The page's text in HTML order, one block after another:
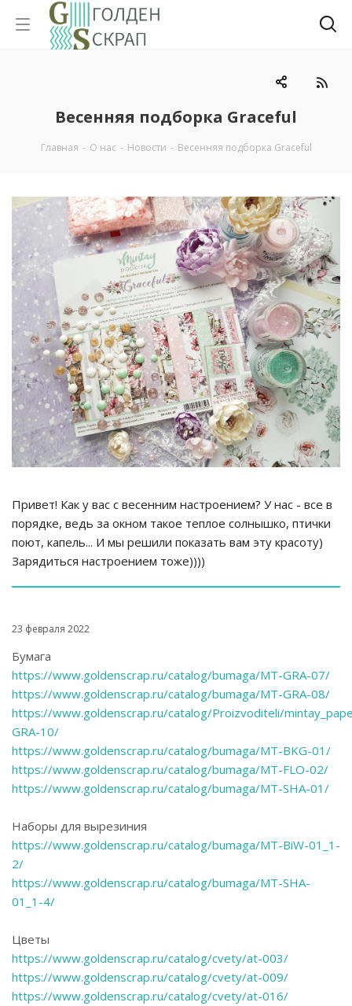
Весенняя подборка Graceful
Главная - О нас - Новости - Весенняя подборка Graceful
Привет! Как у вас с весенним настроением? У нас - все в
порядке, ведь за окном такое теплое солнышко, птички
поют, капель... И мы решили показать вам эту красоту)
Зарядиться настроением тоже))))
23 февраля 2022
Бумага
https://www.goldenscrap.ru/catalog/bumaga/MT-GRA-07/
https://www.goldenscrap.ru/catalog/bumaga/MT-GRA-08/
https://www.goldenscrap.ru/catalog/Proizvoditeli/
GRA-10/
https://www.goldenscrap.ru/catalog/bumaga/MT-BKG-01/
https://www.goldenscrap.ru/catalog/bumaga/MT-FLO-02/
https://www.goldenscrap.ru/catalog/bumaga/MT-SHA-01/
Наборы для вырезиния
https://www.goldenscrap.ru/catalog/bumaga/MT-BiW-01_1-
2/
https://www.goldenscrap.ru/catalog/bumaga/MT-SHA-
01_1-4/
Цветы
https://www.goldenscrap.ru/catalog/cvety/at-003/
https://www.goldenscrap.ru/catalog/cvety/at-009/
https://www.goldenscrap.ru/catalog/cvety/at-016/